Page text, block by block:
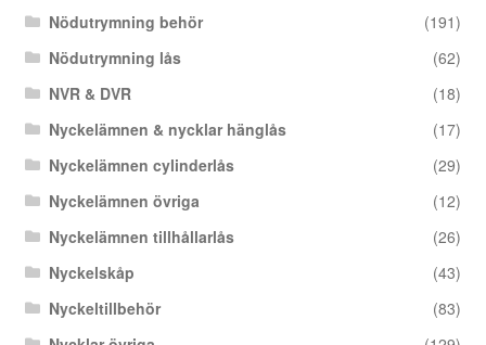
Nödutrymning behör
(191)
Nödutrymning lås
(62)
NVR & DVR
(18)
Nyckelämnen & nycklar hänglås
(17)
Nyckelämnen cylinderlås
(29)
Nyckelämnen övriga
(12)
Nyckelämnen tillhållarlås
(26)
Nyckelskåp
(43)
Nyckeltillbehör
(83)